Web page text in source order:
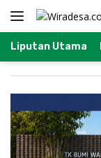
Langsung
Liputan Utama